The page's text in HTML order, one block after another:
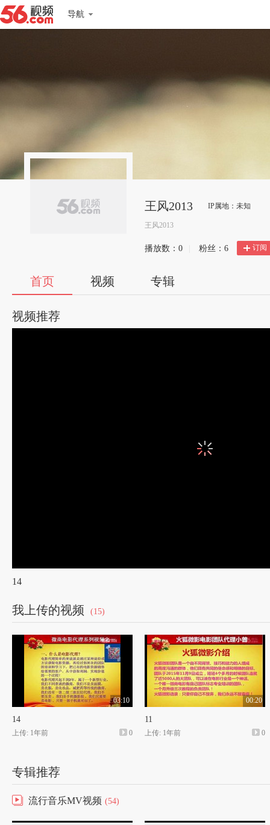
导航
王风2013 IP属地：未知
王风2013
播放数： 0 粉丝： 6 订阅
首页 视频 专辑
视频推荐
14
我上传的视频 (15)
03:10
14
上传: 1年前 0
00:20
11
上传: 1年前 0
专辑推荐
流行音乐MV视频 (54)